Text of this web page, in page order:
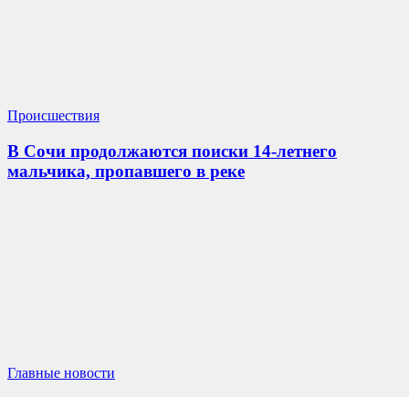
Происшествия
В Сочи продолжаются поиски 14-летнего
мальчика, пропавшего в реке
Главные новости